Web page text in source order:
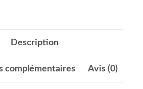
Description
complémentaires Avis (0)